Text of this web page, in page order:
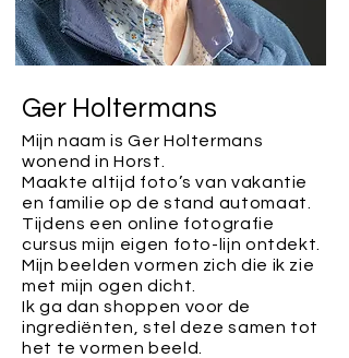
Ger Holtermans
Mijn naam is Ger Holtermans
wonend in Horst.
Maakte altijd foto’s van vakantie
en familie op de stand automaat.
Tijdens een online fotografie
cursus mijn eigen foto-lijn ontdekt.
Mijn beelden vormen zich die ik zie
met mijn ogen dicht.
Ik ga dan shoppen voor de
ingrediënten, stel deze samen tot
het te vormen beeld.